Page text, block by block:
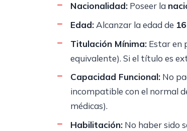
Nacionalidad: Poseer la
Edad: Alcanzar la edad de
Titulación Mínima: Estar en
equivalente). Si el título es
Capacidad Funcional: No
incompatible con el normal
médicas).
Habilitación: No haber sido